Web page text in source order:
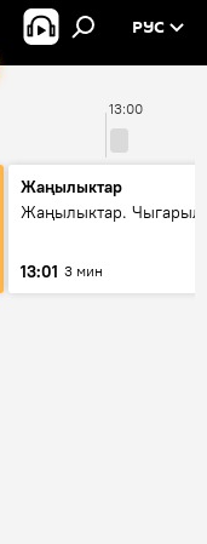
РУС
13:00
Жаңылыктар
Жаңылыктар.
13:01 3 мин